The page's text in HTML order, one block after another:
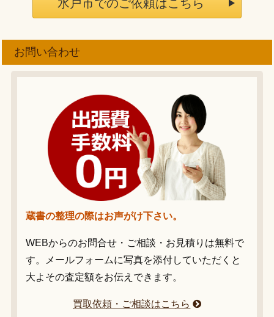
水戸市でのご依頼はこちら
お問い合わせ
蔵書の整理の際はお声がけ下さい。
WEBからのお問合せ・ご相談・お見積りは無料で
す。メールフォームに写真を添付していただくと
大よその査定額をお伝えできます。
買取依頼・ご相談はこちら